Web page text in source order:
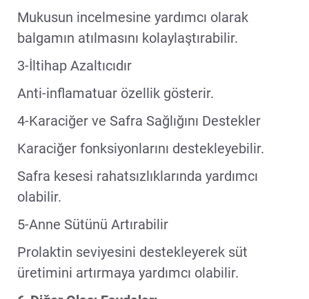
Mukusun incelmesine yardımcı olarak
balgamın atılmasını kolaylaştırabilir.
3-İltihap Azaltıcıdır
Anti-inflamatuar özellik gösterir.
4-Karaciğer ve Safra Sağlığını Destekler
Karaciğer fonksiyonlarını destekleyebilir.
Safra kesesi rahatsızlıklarında yardımcı
olabilir.
5-Anne Sütünü Artırabilir
Prolaktin seviyesini destekleyerek süt
üretimini artırmaya yardımcı olabilir.